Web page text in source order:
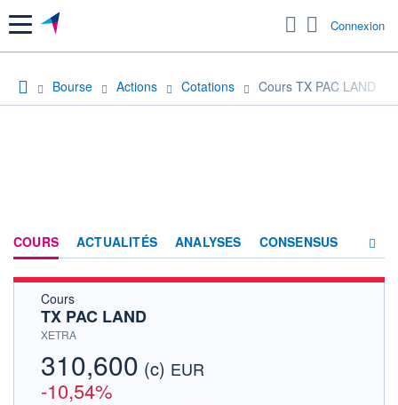
Menu Connexion
Bourse Actions Cotations Cours TX PAC LAND
COURS ACTUALITÉS ANALYSES CONSENSUS
ACTIONNAIRES
Cours
TX PAC LAND
XETRA
310,600 (c) EUR
-10,54%